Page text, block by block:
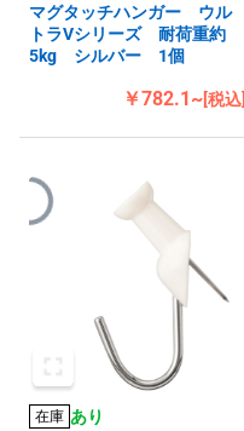
マグタッチハンガー ウル
トラVシリーズ 耐荷重約
5kg シルバー 1個
￥782.1~[税込]
在庫 あり